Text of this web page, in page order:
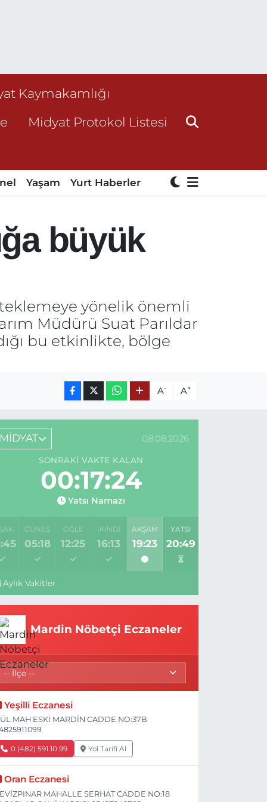
Kaymakamlığı
Midyat Protokol Listesi
Yaşam Yurt Haberler
büyük
yönelik önemli
Müdürü Suat Parıldar
bu etkinlikte, bölge
A- A+
MİDYAT 08.08.2026
SONRAKI VAKTE KALAN
00:17:24
Yatsı Namazı
GÜNEŞ
05:18
ÖĞLE
12:25
İKINDI
16:13
AKŞAM
19:23
YATSI
20:49
Aylık Vakitler
Mardin Nöbetçi Eczaneler
Yeşilli Eczanesi
MAH ESKİ MARDİN CADDE NO:37B
0 (482) 591 10 99 Yol Tarifi Al
Oran Eczanesi
MAHALLE SERHAT CADDE NO:18